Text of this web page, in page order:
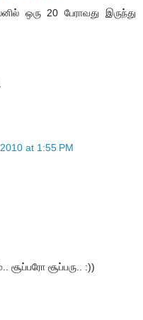
ஒரு 20 பேராவது இருந்து
at 1:55 PM
சூப்பரோ சூப்பரு.. :))